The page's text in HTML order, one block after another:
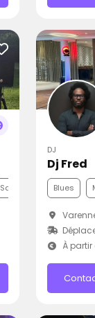
Samba
DJ
Dj Fred
Blues
À